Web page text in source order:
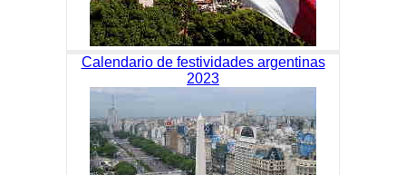
Calendario de festividades argentinas
2023